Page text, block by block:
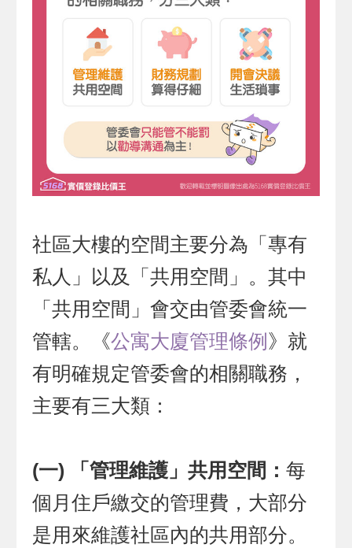
社區大樓的空間主要分為「專有
私人」以及「共用空間」。其中
「共用空間」會交由管委會統一
管轄。《公寓大廈管理條例 》就
有明確規定管委會的相關職務，
主要有三大類：
(一) 「管理維護」共用空間：每
個月住戶繳交的管理費，大部分
是用來維護社區內的共用部分。